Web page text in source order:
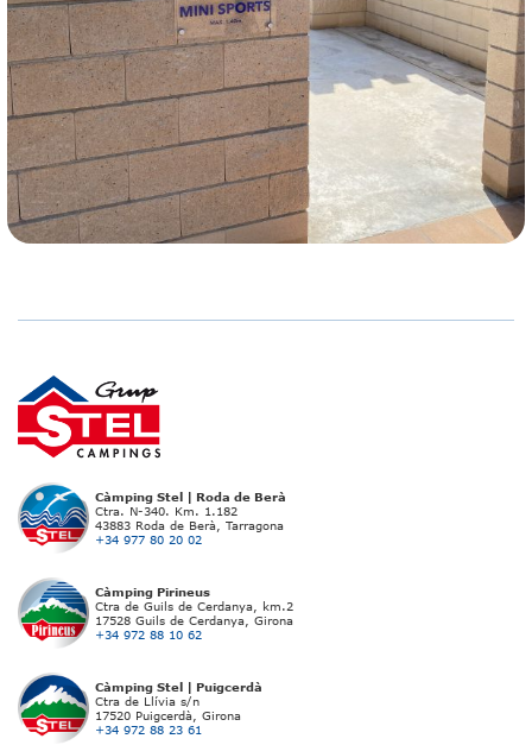
Càmping Stel | Roda de Berà
Ctra. N-340. Km. 1.182
43883 Roda de Berà, Tarragona
+34 977 80 20 02
Càmping Pirineus
Ctra de Guils de Cerdanya, km.2
17528 Guils de Cerdanya, Girona
+34 972 88 10 62
Càmping Stel | Puigcerdà
Ctra de Llívia s/n
17520 Puigcerdà, Girona
+34 972 88 23 61